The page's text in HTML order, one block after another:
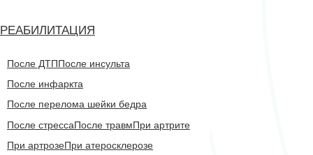
РЕАБИЛИТАЦИЯ
После ДТППосле инсульта
После инфаркта
После перелома шейки бедра
После стрессаПосле травмПри артрите
При артрозеПри атеросклерозе